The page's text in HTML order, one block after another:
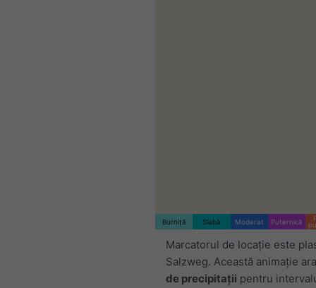
Burniță Slabă Moderat Puternică
Marcatorul de locație este
Salzweg. Această animație
de precipitații pentru